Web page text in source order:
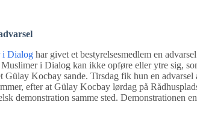
i Dialog har givet et bestyrelsesmedlem en
i Dialog kan ikke opføre eller ytre sig,
Gülay Kocbay sande. Tirsdag fik hun en
efter at Gülay Kocbay lørdag på
demonstration samme sted. Demonstrationen